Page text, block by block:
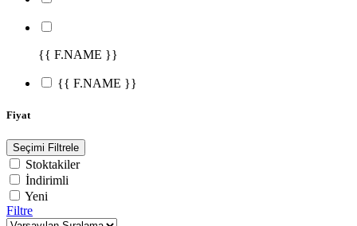
{{ F.NAME }}
{{ F.NAME }}
Fiyat
Seçimi Filtrele
Stoktakiler
İndirimli
Yeni
Filtre